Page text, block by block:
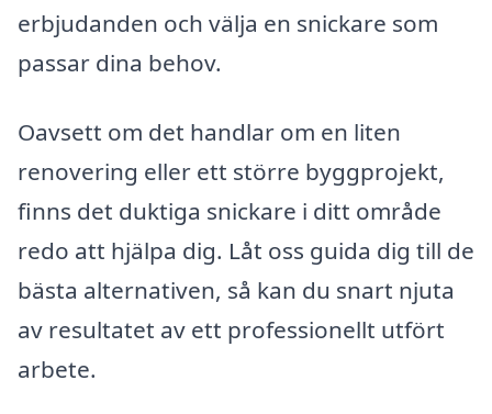
erbjudanden och välja en snickare som
passar dina behov.
Oavsett om det handlar om en liten
renovering eller ett större byggprojekt,
finns det duktiga snickare i ditt område
redo att hjälpa dig. Låt oss guida dig till de
bästa alternativen, så kan du snart njuta
av resultatet av ett professionellt utfört
arbete.